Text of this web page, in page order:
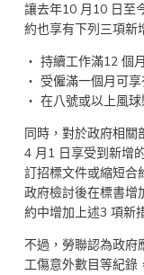
讓去年10 月10 日至
約也享有下列三項新
‧ 持續工作滿12 個
‧ 受僱滿一個月可
‧ 在八號或以上風
同時，對於政府相關
4 月1 日享受到新增
訂招標文件或縮短合
政府檢討後在標書增
約中增加上述3 項新
不過，勞聯認為政府
工傷意外數目等紀錄